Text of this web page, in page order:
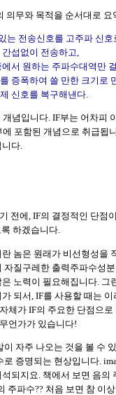
의무와 목적을 순서대로
는 전송신호를 고주파 신호
섭없이 전송하고,
서 원하는 주파수대역만
증폭하여 쓸 만한 크기로
신호를 복구해낸다.
념입니다. IF부는 어차피
포함된 개념으로 취급됩
니다.
전에, IF의 결정적인 단점
하겠습니다.
놈은 원래가 비선형성을
질구레한 출력주파수성
노력이 필요해집니다. 그
되서, IF를 사용할 때는
체가 IF의 주요한 단점으
언가가 있습니다!
이 자주 나오는 것을 볼 수
증명되는 현상입니다.
되지요. 책에서 보면 음의
주파수?? 처음 보면 참 이